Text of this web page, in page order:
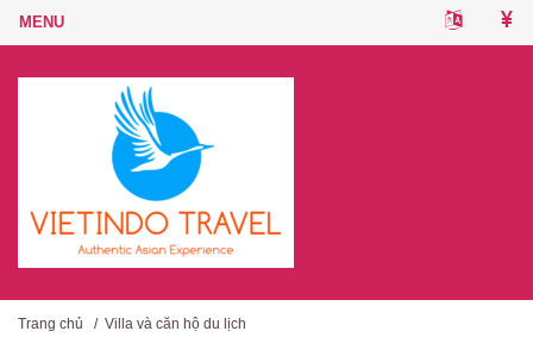
Trang chủ / Villa và căn hộ du lịch